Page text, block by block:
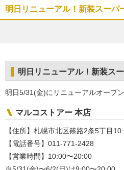
明日リニューアル！新装スーパ
明日リニューアル！新装ス
明日5/31(金)にリニューアルオープ
マルコストアー 本店
【住所】札幌市北区篠路2条5丁目
【電話番号】011-771-2428
【営業時間】10:00〜20:00